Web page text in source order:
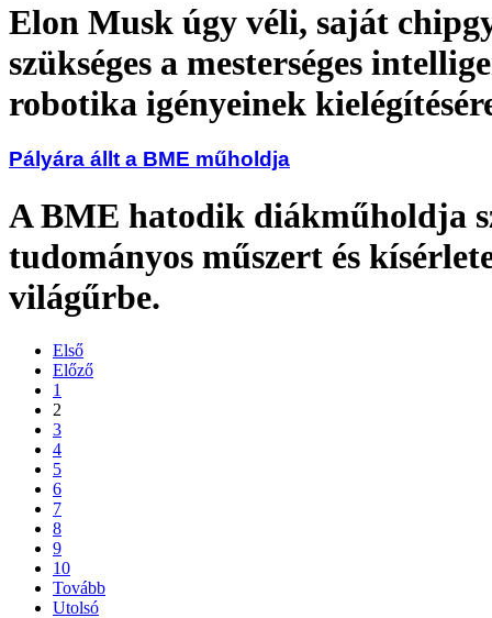
Elon Musk úgy véli, saját
szükséges a mesterséges
robotika igényeinek
Pályára állt a BME műholdja
A BME hatodik diákműholdja
tudományos műszert és
világűrbe.
Első
Előző
1
2
3
4
5
6
7
8
9
10
Tovább
Utolsó